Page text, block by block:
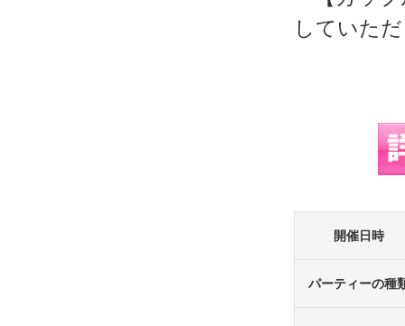
していた
開催日時
パーティーの種